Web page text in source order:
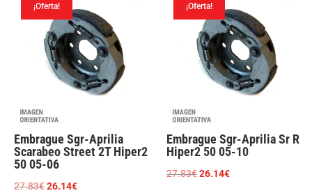
¡Oferta!
Embrague Sgr-Aprilia
Scarabeo Street 2T Hiper2
50 05-06
27.83€El
26.14€El
¡Oferta!
Embrague Sgr-Aprilia Sr R
Hiper2 50 05-10
27.83€El
26.14€El